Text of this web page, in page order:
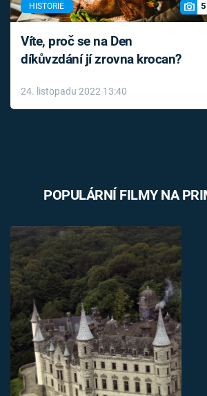
HISTORIE 5
Víte, proč se na Den
díkůvzdání jí zrovna krocan?
24. listopadu 2022 13:40
POPULÁRNÍ FILMY NA